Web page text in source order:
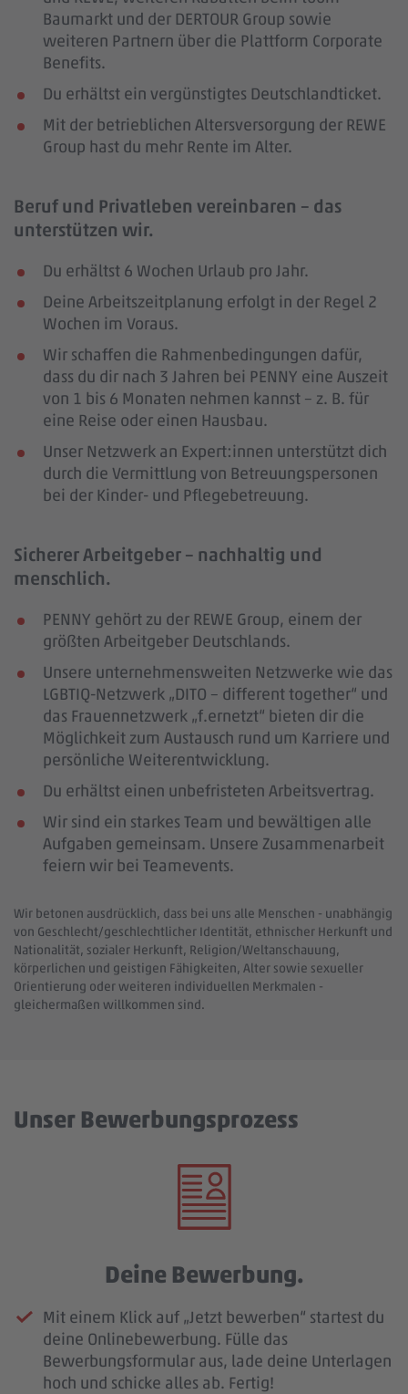
Baumarkt und der DERTOUR Group sowie
weiteren Partnern über die Plattform Corporate
Benefits.
Du erhältst ein vergünstigtes Deutschlandticket.
Mit der betrieblichen Altersversorgung der REWE
Group hast du mehr Rente im Alter.
Beruf und Privatleben vereinbaren – das
unterstützen wir.
Du erhältst 6 Wochen Urlaub pro Jahr.
Deine Arbeitszeitplanung erfolgt in der Regel 2
Wochen im Voraus.
Wir schaffen die Rahmenbedingungen dafür,
dass du dir nach 3 Jahren bei PENNY eine Auszeit
von 1 bis 6 Monaten nehmen kannst – z. B. für
eine Reise oder einen Hausbau.
Unser Netzwerk an Expert:innen unterstützt dich
durch die Vermittlung von Betreuungspersonen
bei der Kinder- und Pflegebetreuung.
Sicherer Arbeitgeber – nachhaltig und
menschlich.
PENNY gehört zu der REWE Group, einem der
größten Arbeitgeber Deutschlands.
Unsere unternehmensweiten Netzwerke wie das
LGBTIQ-Netzwerk „DITO – different together“ und
das Frauennetzwerk „f.ernetzt“ bieten dir die
Möglichkeit zum Austausch rund um Karriere und
persönliche Weiterentwicklung.
Du erhältst einen unbefristeten Arbeitsvertrag.
Wir sind ein starkes Team und bewältigen alle
Aufgaben gemeinsam. Unsere Zusammenarbeit
feiern wir bei Teamevents.
Wir betonen ausdrücklich, dass bei uns alle Menschen - unabhängig
von Geschlecht/geschlechtlicher Identität, ethnischer Herkunft und
Nationalität, sozialer Herkunft, Religion/Weltanschauung,
körperlichen und geistigen Fähigkeiten, Alter sowie sexueller
Orientierung oder weiteren individuellen Merkmalen -
gleichermaßen willkommen sind.
Unser Bewerbungsprozess
Deine Bewerbung.
Mit einem Klick auf „Jetzt bewerben“ startest du
deine Onlinebewerbung. Fülle das
Bewerbungsformular aus, lade deine Unterlagen
hoch und schicke alles ab. Fertig!